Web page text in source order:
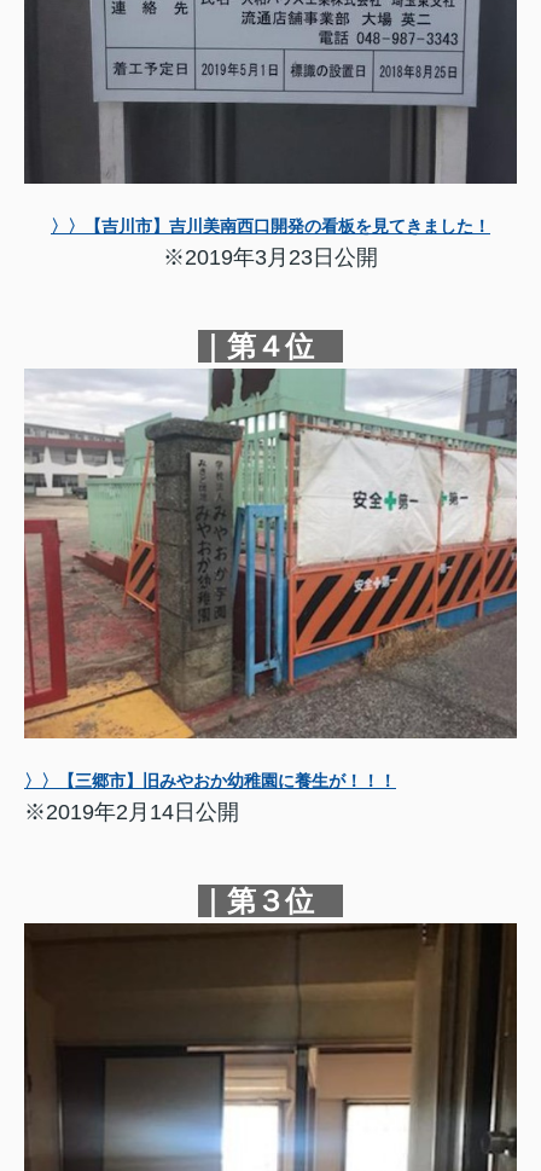
〉〉【吉川市】吉川美南西口開発の看板を見てきました！
※2019年3月23日公開
｜第４位
〉〉【三郷市】旧みやおか幼稚園に養生が！！！
※2019年2月14日公開
｜第３位